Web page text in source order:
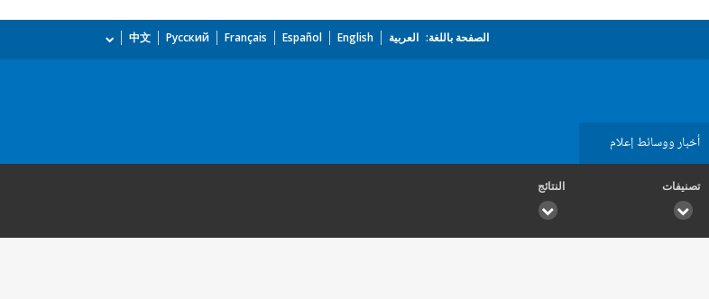
الصفحة باللغة: العربية English
Español
Français
Русский
中文
أخبار ووسائط إعلام
تصنيفات النتائج